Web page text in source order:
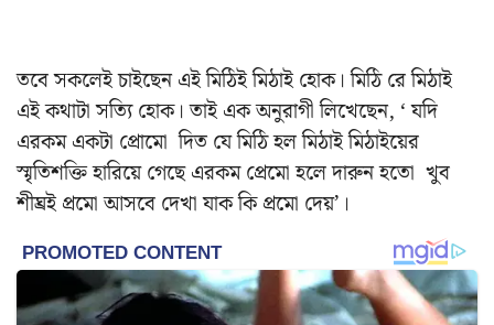
তবে সকলেই চাইছেন এই মিঠিই মিঠাই হোক। মিঠি রে মিঠাই
এই কথাটা সত্যি হোক। তাই এক অনুরাগী লিখেছেন, ‘ যদি
এরকম একটা প্রোমো দিত যে মিঠি হল মিঠাই মিঠাইয়ের
স্মৃতিশক্তি হারিয়ে গেছে এরকম প্রেমো হলে দারুন হতো খুব
শীঘ্রই প্রমো আসবে দেখা যাক কি প্রমো দেয়’।